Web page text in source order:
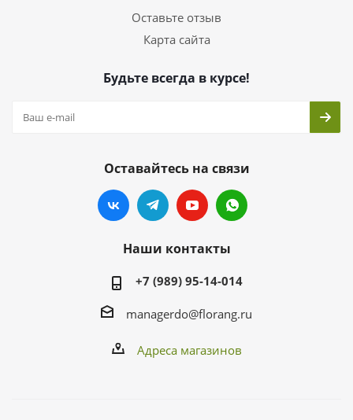
Оставьте отзыв
Карта сайта
Будьте всегда в курсе!
Оставайтесь на связи
Наши контакты
+7 (989) 95-14-014
managerdo@florang.ru
Адреса магазинов